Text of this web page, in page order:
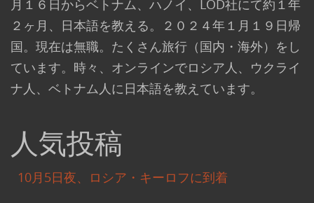
月１６日からベトナム、ハノイ、LOD社にて約１年
２ヶ月、日本語を教える。２０２４年１月１９日帰
国。現在は無職。たくさん旅行（国内・海外）をし
ています。時々、オンラインでロシア人、ウクライ
ナ人、ベトナム人に日本語を教えています。
人気投稿
10月5日夜、ロシア・キーロフに到着